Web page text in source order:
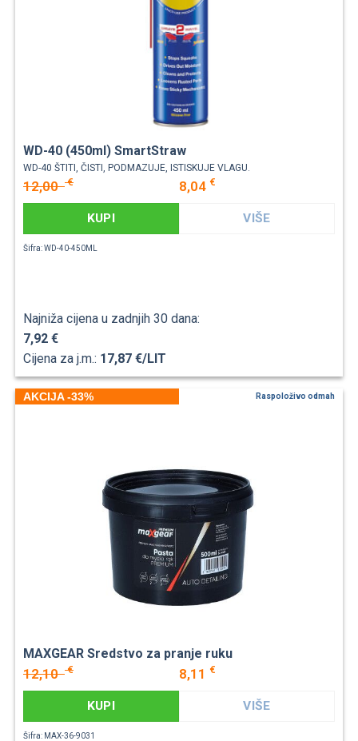
WD-40 (450ml) SmartStraw
WD-40 ŠTITI, ČISTI, PODMAZUJE, ISTISKUJE VLAGU.
12,00€ 8,04 €
KUPI VIŠE
Šifra: WD-40-450ML
Najniža cijena u zadnjih 30 dana:
7,92 €
Cijena za j.m.: 17,87 €/LIT
AKCIJA -33% Raspoloživo odmah
MAXGEAR Sredstvo za pranje ruku
12,10€ 8,11 €
KUPI VIŠE
Šifra: MAX-36-9031